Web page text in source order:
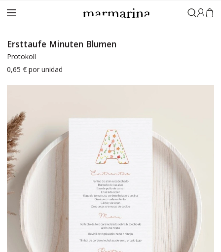
Ersttaufe Minuten Blumen
Protokoll
0,65 € por unidad